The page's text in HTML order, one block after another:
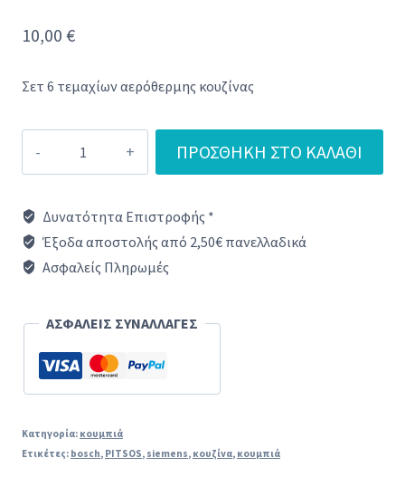
10,00 €
Σετ 6 τεμαχίων αερόθερμης κουζίνας
Κουζίνας
Σετ
6
αερόθερμης
ποσότητα
ΠΡΟΣΘΉΚΗ ΣΤΟ ΚΑΛΆΘΙ
Δυνατότητα Επιστροφής *
Έξοδα αποστολής από 2,50€ πανελλαδικά
Ασφαλείς Πληρωμές
ΑΣΦΑΛΕΙΣ ΣΥΝΑΛΛΑΓΕΣ
Κατηγορία: κουμπιά
Ετικέτες: bosch, PITSOS, siemens, κουζίνα, κουμπιά